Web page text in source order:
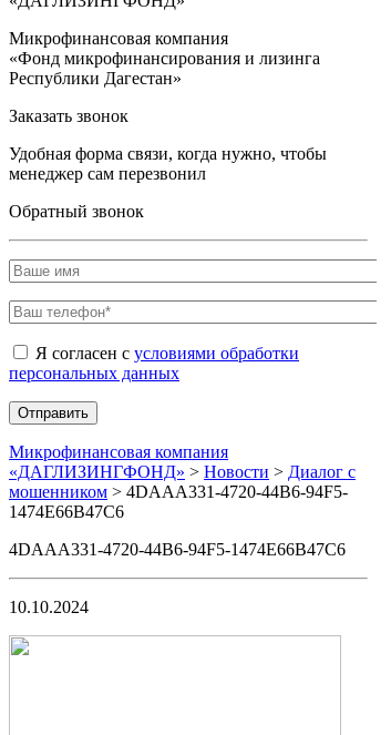
Микрофинансовая компания
«Фонд микрофинансирования и лизинга
Республики Дагестан»
Заказать звонок
Удобная форма связи, когда нужно, чтобы
менеджер сам перезвонил
Обратный звонок
Я согласен с условиями обработки
персональных данных
Микрофинансовая компания
«ДАГЛИЗИНГФОНД» > Новости > Диалог с
мошенником > 4DAAA331-4720-44B6-94F5-
1474E66B47C6
4DAAA331-4720-44B6-94F5-1474E66B47C6
10.10.2024